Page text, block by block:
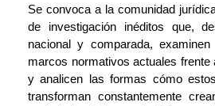
Se convoca a la comunidad
de investigación inéditos que,
nacional y comparada,
marcos normativos actuales frente
y analicen las formas cómo
transforman constantemente